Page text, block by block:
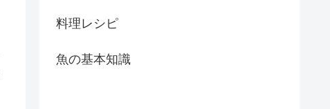
料理レシピ
魚の基本知識